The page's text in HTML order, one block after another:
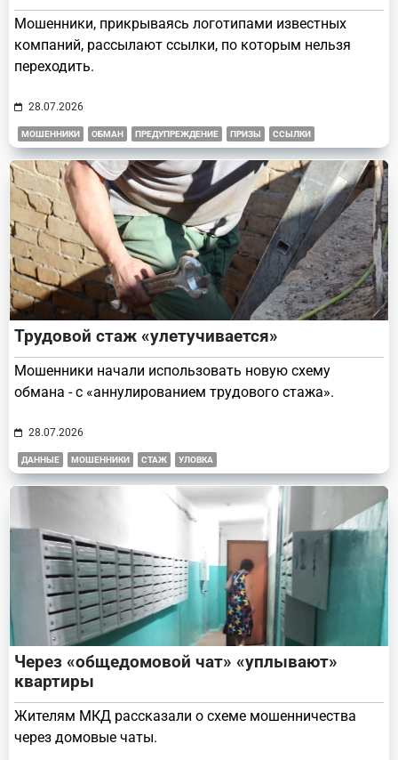
Мошенники, прикрываясь логотипами известных
компаний, рассылают ссылки, по которым нельзя
переходить.
28.07.2026
МОШЕННИКИ ОБМАН ПРЕДУПРЕЖДЕНИЕ ПРИЗЫ ССЫЛКИ
Трудовой стаж «улетучивается»
Мошенники начали использовать новую схему
обмана - с «аннулированием трудового стажа».
28.07.2026
ДАННЫЕ МОШЕННИКИ СТАЖ УЛОВКА
Через «общедомовой чат» «уплывают»
квартиры
Жителям МКД рассказали о схеме мошенничества
через домовые чаты.